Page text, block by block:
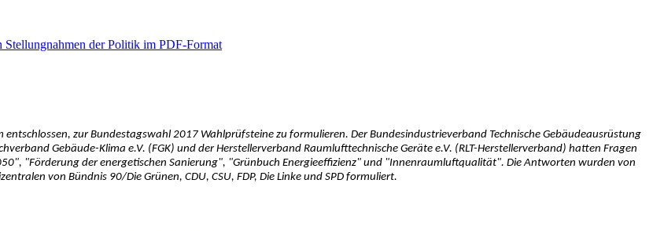
der Politik im PDF-Format
zur Bundestagswahl 2017 Wahlprüfsteine zu formulieren. Der Bundesindustrieverband Technische Gebäudeausrüstung
Gebäude-Klima e.V. (FGK) und der Herstellerverband Raumlufttechnische Geräte e.V. (RLT-Herstellerverband) hatten Fragen
"Förderung der energetischen Sanierung", "Grünbuch Energieeffizienz" und "Innenraumluftqualität". Die Antworten wurden von
von Bündnis 90/Die Grünen, CDU, CSU, FDP, Die Linke und SPD formuliert.